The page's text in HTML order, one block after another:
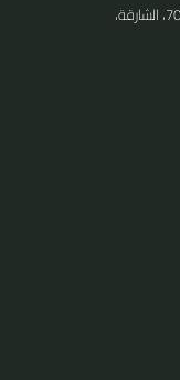
مدينة صحارى الطبية - الطابق السابع 705، الشارقة،